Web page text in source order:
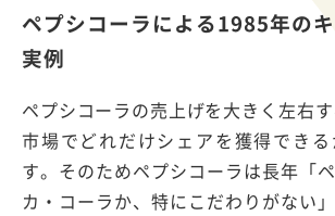
ペプシコーラによる1985年の
実例
ペプシコーラの売上げを大きく左右
市場でどれだけシェアを獲得でき
す。そのためペプシコーラは長年「
カ・コーラか、特にこだわりがない